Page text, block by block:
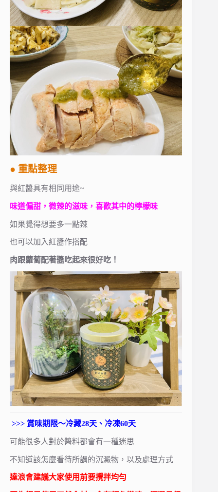
● 重點整理
與紅醬具有相同用途~
味道偏甜，微辣的滋味，喜歡其中的檸檬味
如果覺得想要多一點辣
也可以加入紅醬作搭配
肉跟蘿蔔配著醬吃起來很好吃！
>>> 賞味期限～冷藏28天、冷凍60天
可能很多人對於醬料都會有一種迷思
不知道該怎麼看待所謂的沉澱物，以及處理方式
達浪會建議大家使用前要攪拌均勻